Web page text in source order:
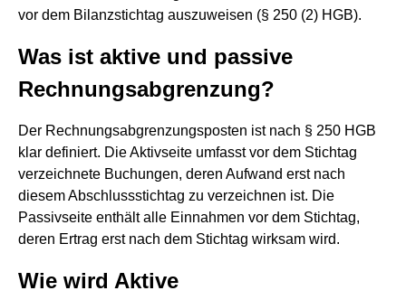
vor dem Bilanzstichtag auszuweisen (§ 250 (2) HGB).
Was ist aktive und passive
Rechnungsabgrenzung?
Der Rechnungsabgrenzungsposten ist nach § 250 HGB
klar definiert. Die Aktivseite umfasst vor dem Stichtag
verzeichnete Buchungen, deren Aufwand erst nach
diesem Abschlussstichtag zu verzeichnen ist. Die
Passivseite enthält alle Einnahmen vor dem Stichtag,
deren Ertrag erst nach dem Stichtag wirksam wird.
Wie wird Aktive